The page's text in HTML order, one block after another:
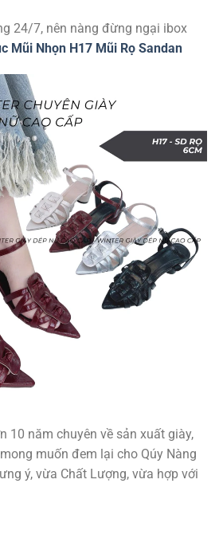
24/7, nên nàng đừng ngại ibox
Mũi Nhọn H17 Mũi Rọ Sandan
10 năm chuyên về sản xuất giày,
muốn đem lại cho Qúy Nàng
ý, vừa Chất Lượng, vừa hợp với